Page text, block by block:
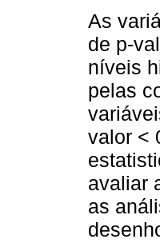
As
de p-
níveis
pelas
valor <
avaliar
as